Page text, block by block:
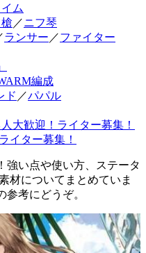
ム
／ニフ琴
ランサー ／ファイター
編成
ド ／パパル
大歓迎！ライター募集！
イター募集！
強い点や使い方、ステータ
材についてまとめていま
考にどうぞ。